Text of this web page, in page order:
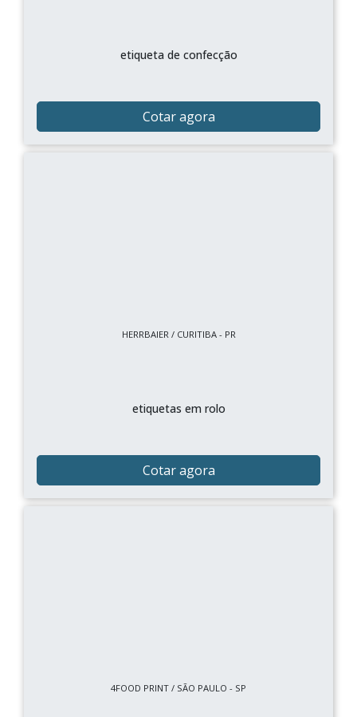
etiqueta de confecção
Cotar agora
HERRBAIER / CURITIBA - PR
etiquetas em rolo
Cotar agora
4FOOD PRINT / SÃO PAULO - SP